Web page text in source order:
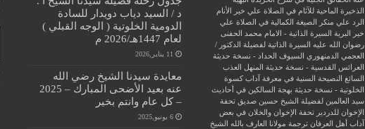
الذخيرة الماحية للآثام في الصلاة علي خير الأنام
الرد علي منكر الصيغة الكمالية في الصلاة علي
خير البرية السيرة الذاتية - الامام محمد الحفنى
رضوان الله عليه السيرة الذاتية لفضيلة الدكتور /
العجمي الدمنهوري السيوف الحداد - نسخة حديثة
العرائس القدسية - نسخة حديثة المنهل العذب
السائغ النصيحة السنية في معرفة آداب كسوة
الخلوتية - نسخة حديثة بهجة السالكين في أحاديث
سيد العالمين لفضيلة الشيخ حسين صديق تحفة
الإخوان للدردير تحفة الإخوان والخلان في بعض
آداب أهل العرفان ترجمة مولانا العارف بالله الشيخ
د / السيد دياب دويدار للسادة
الدومية الخلوتية ( الوجه القبلي )
لعام 1447هـ/2026 م
11 يناير,2026
معايدة سيدنا الشيخ رضي الله
عنه بعيد الأضحى المبارك – 2025
– كل عام وانتم بخير
6 يونيو,2025